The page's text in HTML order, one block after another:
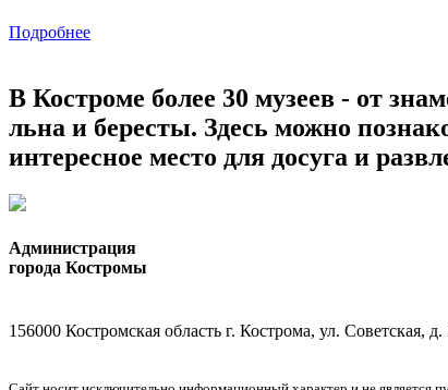
Подробнее
В Костроме более 30 музеев - от
льна и бересты. Здесь можно
интересное место для досуга и
Администрация
города Костромы
156000 Костромская область г. Кострома, ул. Советская, д.